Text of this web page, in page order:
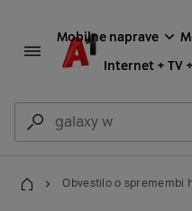
Mobilne naprave
Internet + TV
Domov